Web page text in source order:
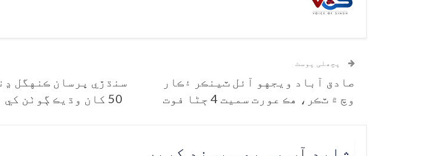
پچھلی پوسٹ
صادق آباد ويجهو آئل ٽينڪر ۽ڪار
وچ ۾ ٽڪر، هڪ عورت سميت 4 ڄڻا فوت
سنڌڙي ڀرسان ڪنهگل
50 کان وڌيڪ ڳوٺن کي ٻوڙي ڇڏيو